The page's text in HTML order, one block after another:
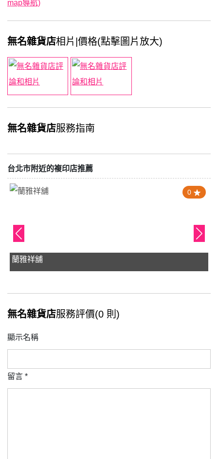
map導航)
無名雜貨店相片|價格(點擊圖片放大)
無名雜貨店服務指南
台北市附近的複印店推薦
0
蘭雅祥舖
無名雜貨店服務評價(0 則)
顯示名稱
留言 *